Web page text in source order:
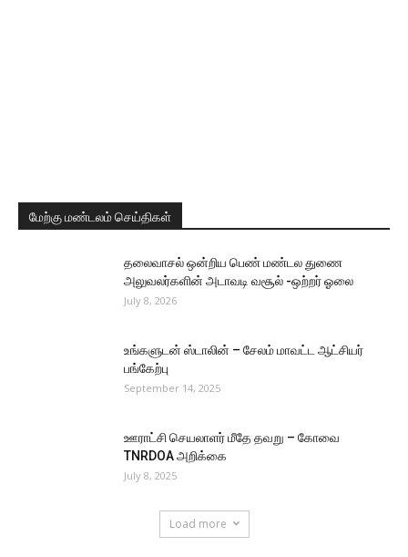
மேற்கு மண்டலம் செய்திகள்
தலைவாசல் ஒன்றிய பெண் மண்டல துணை
அலுவலர்களின் அடாவடி வசூல் -ஒற்றர் ஓலை
July 8, 2026
உங்களுடன் ஸ்டாலின் – சேலம் மாவட்ட ஆட்சியர்
பங்கேற்பு
September 14, 2025
ஊராட்சி செயலாளர் மீதே தவறு – கோவை
TNRDOA அறிக்கை
July 8, 2025
Load more